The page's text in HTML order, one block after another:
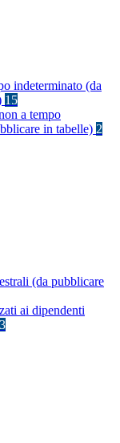
indeterminato (da
15
a tempo
in tabelle) 2
(da pubblicare
ai dipendenti